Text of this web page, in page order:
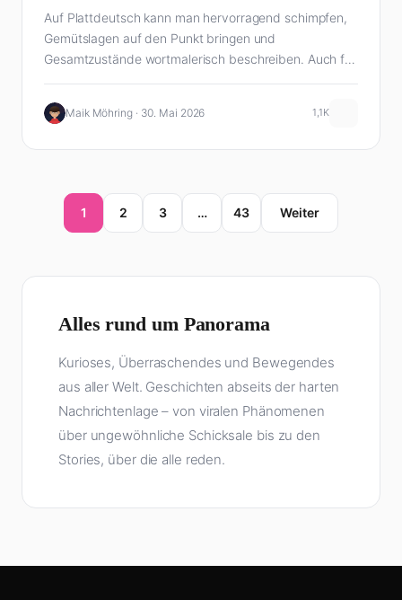
Auf Plattdeutsch kann man hervorragend schimpfen,
Gemütslagen auf den Punkt bringen und
Gesamtzustände wortmalerisch beschreiben. Auch für
Maik Möhring · 30. Mai 2026 1,1K
1 2 3 … 43 Weiter
Alles rund um Panorama
Kurioses, Überraschendes und Bewegendes
aus aller Welt. Geschichten abseits der harten
Nachrichtenlage – von viralen Phänomenen
über ungewöhnliche Schicksale bis zu den
Stories, über die alle reden.